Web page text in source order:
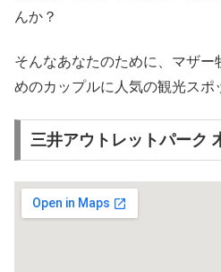
んか？
そんなあなたのために、マザ
めのカップルに人気の観光スポ
三井アウトレットパーク